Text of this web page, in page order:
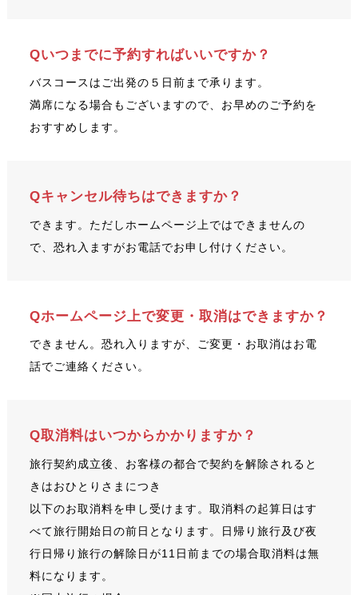
Qいつまでに予約すればいいですか？
バスコースはご出発の５日前まで承ります。
満席になる場合もございますので、お早めのご予約を
おすすめします。
Qキャンセル待ちはできますか？
できます。ただしホームページ上ではできませんの
で、恐れ入ますがお電話でお申し付けください。
Qホームページ上で変更・取消はできますか？
できません。恐れ入りますが、ご変更・お取消はお電
話でご連絡ください。
Q取消料はいつからかかりますか？
旅行契約成立後、お客様の都合で契約を解除されると
きはおひとりさまにつき
以下のお取消料を申し受けます。取消料の起算日はす
べて旅行開始日の前日となります。日帰り旅行及び夜
行日帰り旅行の解除日が11日前までの場合取消料は無
料になります。